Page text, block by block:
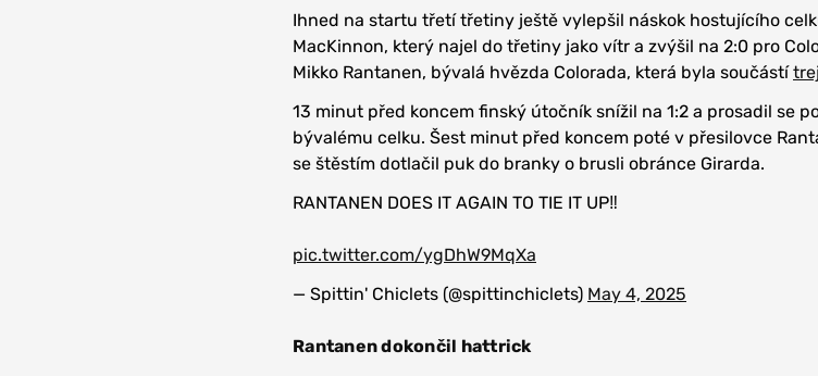
Ihned na startu třetí třetiny ještě vylepšil náskok hostujícího
MacKinnon, který najel do třetiny jako vítr a zvýšil na 2:0 pro
Mikko Rantanen, bývalá hvězda Colorada, která byla součástí
13 minut před koncem finský útočník snížil na 1:2 a prosadil se
bývalému celku. Šest minut před koncem poté v přesilovce
se štěstím dotlačil puk do branky o brusli obránce Girarda.
RANTANEN DOES IT AGAIN TO TIE IT UP‼️
pic.twitter.com/ygDhW9MqXa
— Spittin' Chiclets (@spittinchiclets) May 4, 2025
Rantanen dokončil hattrick